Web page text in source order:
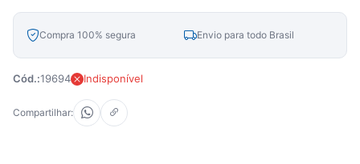
Compra 100% segura Envio para todo Brasil
Cód.:19694 Indisponível
Compartilhar: